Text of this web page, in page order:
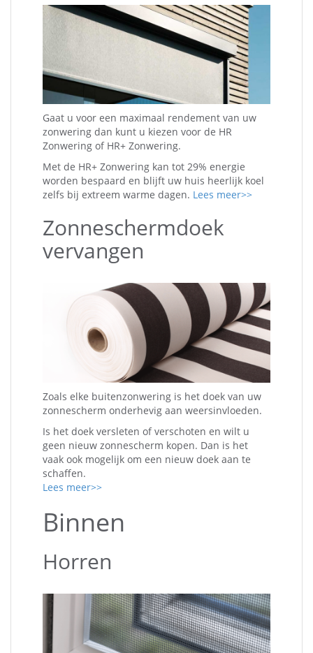
Gaat u voor een maximaal rendement van uw
zonwering dan kunt u kiezen voor de HR
Zonwering of HR+ Zonwering.
Met de HR+ Zonwering kan tot 29% energie
worden bespaard en blijft uw huis heerlijk koel
zelfs bij extreem warme dagen. Lees meer>>
Zonneschermdoek
vervangen
Zoals elke buitenzonwering is het doek van uw
zonnescherm onderhevig aan weersinvloeden.
Is het doek versleten of verschoten en wilt u
geen nieuw zonnescherm kopen. Dan is het
vaak ook mogelijk om een nieuw doek aan te
schaffen.
Lees meer>>
Binnen
Horren